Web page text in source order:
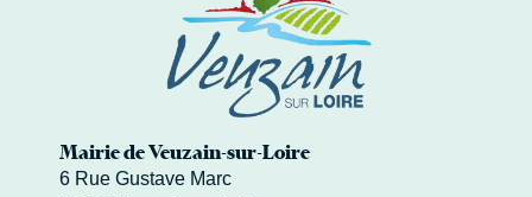
Mairie de Veuzain-sur-Loire
6 Rue Gustave Marc